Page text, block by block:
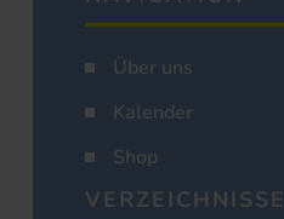
Über uns
Kalender
Shop
VERZEICHNISSE